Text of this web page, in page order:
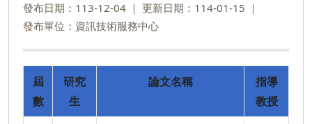
發布日期：113-12-04
更新日期：114-01-15
發布單位：資訊技術服務中心
屆
數
研究
生
論文名稱
指導
教授